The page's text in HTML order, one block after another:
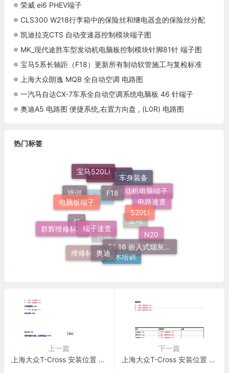
荣威 ei6 PHEV端子
CLS300 W218行李箱中的保险丝和继电器盒的保险丝分配
凯迪拉克CTS 自动变速器控制模块端子图
MK_现代途胜车型发动机电脑板控制模块针脚81针 端子图
宝马5系长轴距（F18）更新所有制动软管施工与复检标准
上海大众朗逸 MQB 全自动空调 电路图
一汽马自达CX-7车系全自动空调系统电脑板 46 针端子
奥迪A5 电路图 便捷系统,右置方向盘 , (L0R) 电路图
热门标签
施工标准
欧美日车系
发动机电脑端子
宝马
奔驰
灯
培训
宝马520Li
车身装备
电路速查
N20
技术培训
维修标准
群辉维修标准
电脑板端子
F18
520Li
51 16 嵌入式烟灰缸托架
奥迪
端子速查
上一篇
上海大众T-Cross 安装位置 以 W至 Z 开头的零件 电路图
下一篇
上海大众T-Cross 安装位置 保险丝 电路图